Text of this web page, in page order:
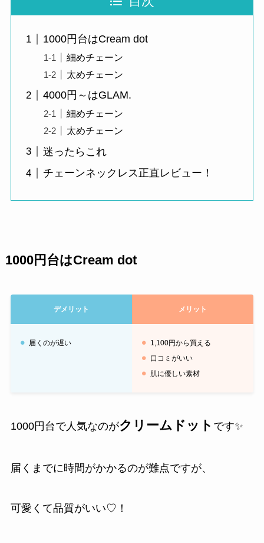
1000円台はCream dot
細めチェーン
太めチェーン
4000円～はGLAM.
細めチェーン
太めチェーン
迷ったらこれ
チェーンネックレス正直レビュー！
1000円台はCream dot
デメリット メリット
届くのが遅い
1,100円から買える
口コミがいい
肌に優しい素材
1000円台で人気なのがクリームドット です✨️
届くまでに時間がかかるのが難点ですが、
可愛くて品質がいい♡！